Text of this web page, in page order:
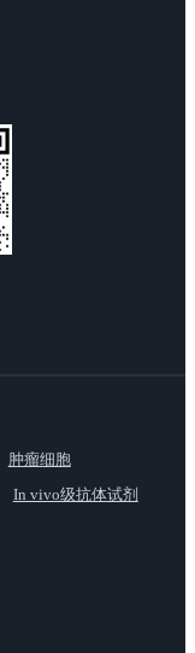
肿瘤细胞
In vivo级抗体试剂